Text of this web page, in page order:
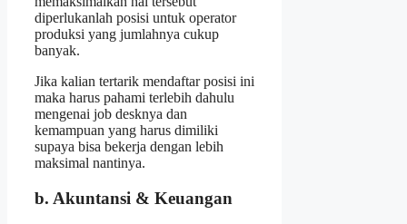
diperlukanlah posisi untuk operator
produksi yang jumlahnya cukup
banyak.
Jika kalian tertarik mendaftar posisi ini
maka harus pahami terlebih dahulu
mengenai job desknya dan
kemampuan yang harus dimiliki
supaya bisa bekerja dengan lebih
maksimal nantinya.
b. Akuntansi & Keuangan